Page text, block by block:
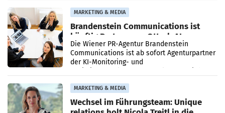
MARKETING & MEDIA
Brandenstein Communications ist
künftig Partner von OtterlyAI
Die Wiener PR-Agentur Brandenstein
Communications ist ab sofort Agenturpartner
der KI-Monitoring- und
MARKETING & MEDIA
Wechsel im Führungsteam: Unique